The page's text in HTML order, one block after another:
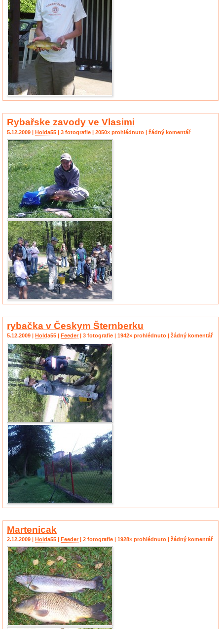
Rybařske zavody ve Vlasimi
5.12.2009 | Holda55 | 3 fotografie | 2050× prohlédnuto | žádný komentář
rybačka v Českym Šternberku
5.12.2009 | Holda55 Feeder| 3 fotografie | 1942× prohlédnuto | žádný komentář
Martenicak
2.12.2009 | Holda55 | Feeder| 2 fotografie | 1928× prohlédnuto | žádný komentář